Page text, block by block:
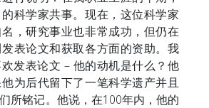
科学家共事。现在，这位科学家
，研究事业也非常成功，但仍在
表论文和获取各方面的资助。我
发表论文 – 他的动机是什么？他
为后代留下了一笔科学遗产并且
所铭记。他说，在100年内，他的